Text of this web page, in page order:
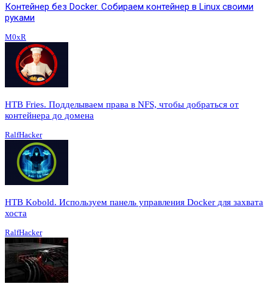
Контейнер без Docker. Собираем контейнер в Linux своими
руками
M0xR
HTB Fries. Подделываем права в NFS, чтобы добраться от
контейнера до домена
RalfHacker
HTB Kobold. Используем панель управления Docker для захвата
хоста
RalfHacker